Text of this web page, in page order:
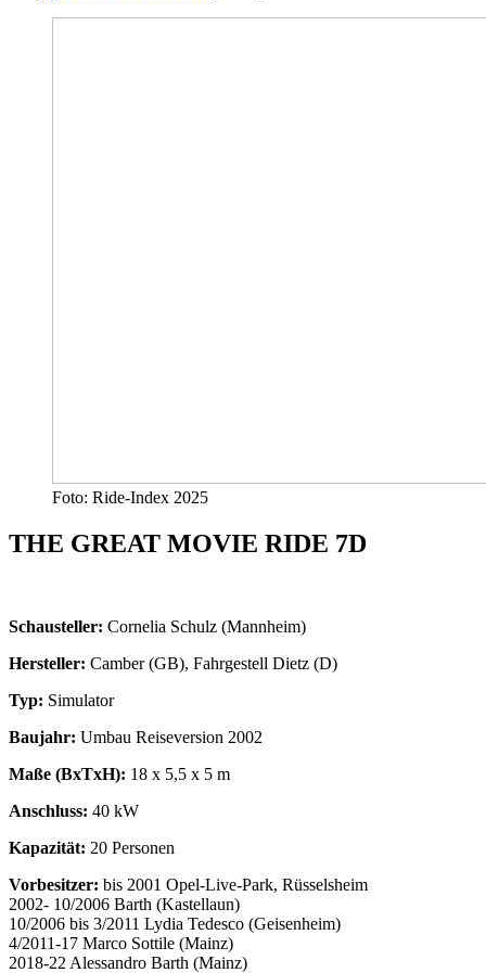
Foto: Ride-Index 2025
THE GREAT MOVIE RIDE 7D
Schausteller: Cornelia Schulz (Mannheim)
Hersteller: Camber (GB), Fahrgestell Dietz (D)
Typ: Simulator
Baujahr: Umbau Reiseversion 2002
Maße (BxTxH): 18 x 5,5 x 5 m
Anschluss: 40 kW
Kapazität: 20 Personen
Vorbesitzer: bis 2001 Opel-Live-Park, Rüsselsheim
2002- 10/2006 Barth (Kastellaun)
10/2006 bis 3/2011 Lydia Tedesco (Geisenheim)
4/2011-17 Marco Sottile (Mainz)
2018-22 Alessandro Barth (Mainz)